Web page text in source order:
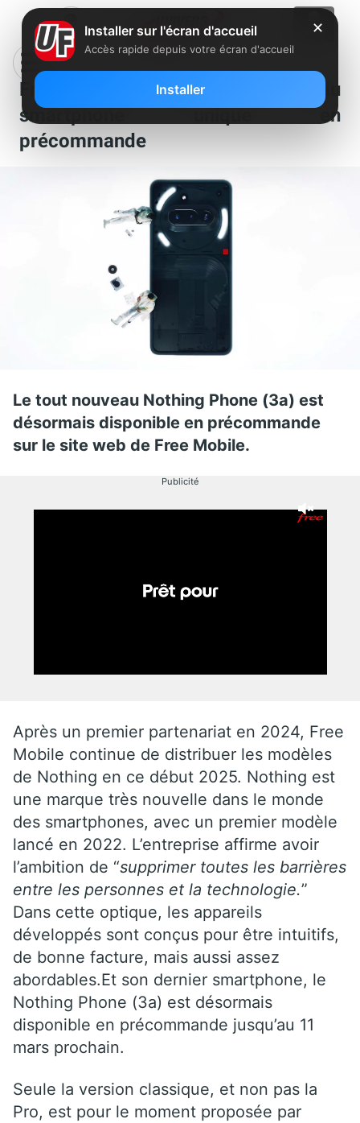
Free Mobile propose un nouveau
smartphone unique en
précommande
Le tout nouveau Nothing Phone (3a) est
désormais disponible en précommande
sur le site web de Free Mobile.
Publicité
Après un premier partenariat en 2024, Free
Mobile continue de distribuer les modèles
de Nothing en ce début 2025. Nothing est
une marque très nouvelle dans le monde
des smartphones, avec un premier modèle
lancé en 2022. L’entreprise affirme avoir
l’ambition de “supprimer toutes les barrières
entre les personnes et la technologie.”
Dans cette optique, les appareils
développés sont conçus pour être intuitifs,
de bonne facture, mais aussi assez
abordables.Et son dernier smartphone, le
Nothing Phone (3a) est désormais
disponible en précommande jusqu’au 11
mars prochain.
Seule la version classique, et non pas la
Pro, est pour le moment proposée par
✕
Installer sur l'écran d'accueil
Accès rapide depuis votre écran d'accueil
Installer